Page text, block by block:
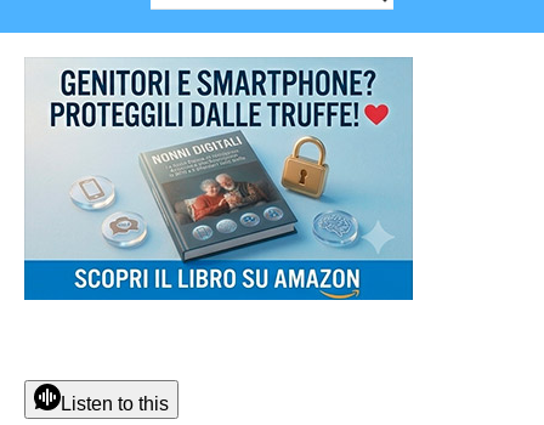
Listen to this